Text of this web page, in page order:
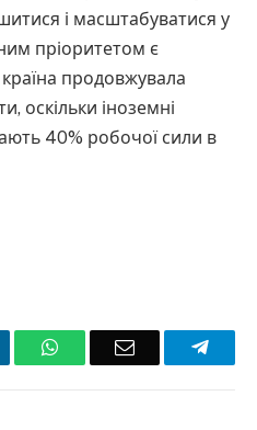
і масштабуватися у
пріоритетом є
продовжувала
оскільки іноземні
40% робочої сили в
WhatsAppEmail